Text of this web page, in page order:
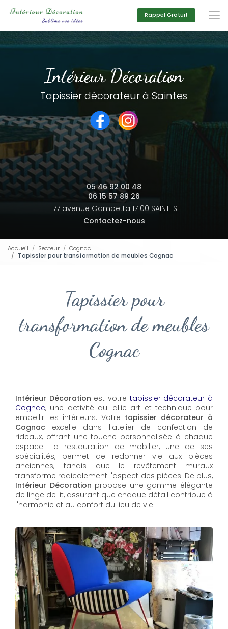
principal
Rappel Gratuit
Intérieur Décoration
Tapissier décorateur à Saintes
05 46 92 00 48
06 15 57 89 26
177 avenue Gambetta 17100 SAINTES
Contactez-nous
Accueil Secteur
Cognac
Tapissier pour transformation de meubles Cognac
Tapissier pour
transformation de meubles
Cognac
Intérieur Décoration est votre tapissier décorateur à
Cognac, une activité qui allie art et technique pour
embellir les intérieurs. Votre tapissier décorateur à
Cognac excelle dans l'atelier de confection de
rideaux, offrant une touche personnalisée à chaque
espace. La restauration de mobilier, une de ses
spécialités, permet de redonner vie aux pièces
anciennes, tandis que le revêtement muraux
transforme radicalement l'aspect des pièces. De plus,
Intérieur Décoration propose une gamme élégante
de linge de lit, assurant que chaque détail contribue à
l'harmonie et au confort du lieu de vie.